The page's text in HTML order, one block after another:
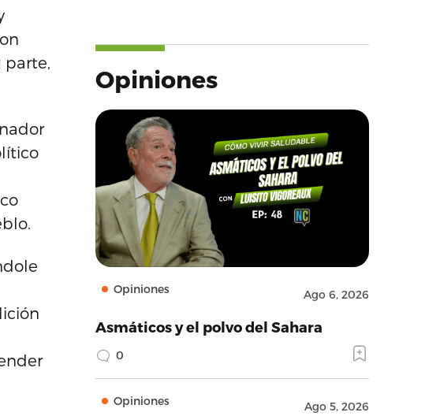
parte,
Opiniones
Opiniones Ago 6, 2026
Asmáticos y el polvo del Sahara
0
Opiniones Ago 5, 2026